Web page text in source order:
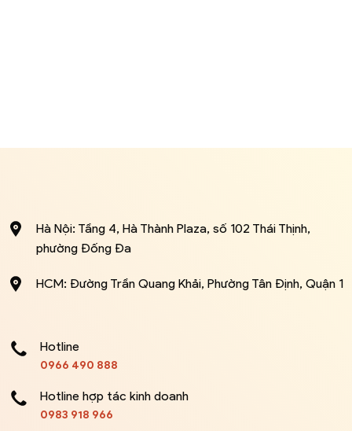
Hà Nội: Tầng 4, Hà Thành Plaza, số 102 Thái Thịnh,
phường Đống Đa
HCM: Đường Trần Quang Khải, Phường Tân Định, Quận 1
Hotline
0966 490 888
Hotline hợp tác kinh doanh
0983 918 966